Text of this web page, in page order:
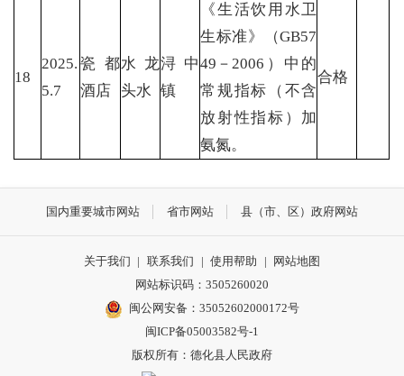
18
2025.
5.7
瓷都
酒店
水龙
头水
浔中
镇
《生活饮用水卫
生标准》（GB57
49－2006）中的
常规指标（不含
放射性指标）加
氨氮。
合格
国内重要城市网站 省市网站 县（市、区）政府网站
关于我们 | 联系我们 | 使用帮助 |
网站地图
网站标识码：3505260020
闽公网安备：35052602000172号
闽ICP备05003582号-1
版权所有：德化县人民政府